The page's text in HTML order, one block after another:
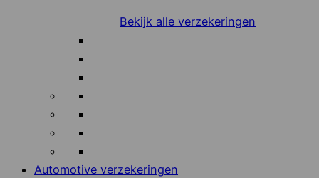
Bekijk alle verzekeringen
Automotive verzekeringen